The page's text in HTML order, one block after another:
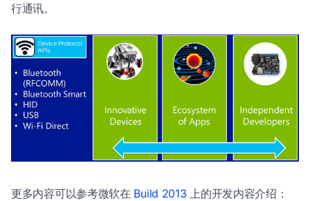
行通讯。
更多内容可以参考微软在 Build 2013 上的开发内容介绍：